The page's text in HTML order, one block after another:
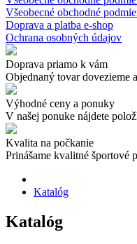
Všeobecné obchodné
Doprava a platba e-shop
Ochrana osobných údajov
Doprava priamo k vám
Objednaný tovar dovezieme
Výhodné ceny a ponuky
V našej ponuke nájdete
Kvalita na počkanie
Prinášame kvalitné športové
Katalóg
Katalóg